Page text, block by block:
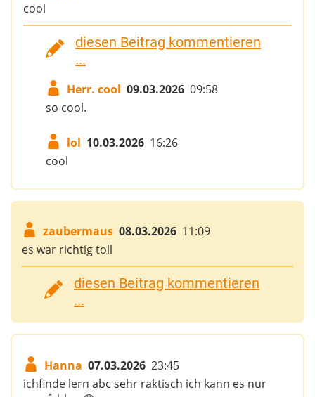
cool
diesen Beitrag kommentieren
...
Herr. cool 09.03.2026 09:58
so cool.
lol 10.03.2026 16:26
cool
zaubermaus 08.03.2026 11:09
es war richtig toll
diesen Beitrag kommentieren
...
Hanna 07.03.2026 23:45
ichfinde lern abc sehr raktisch ich kann es nur